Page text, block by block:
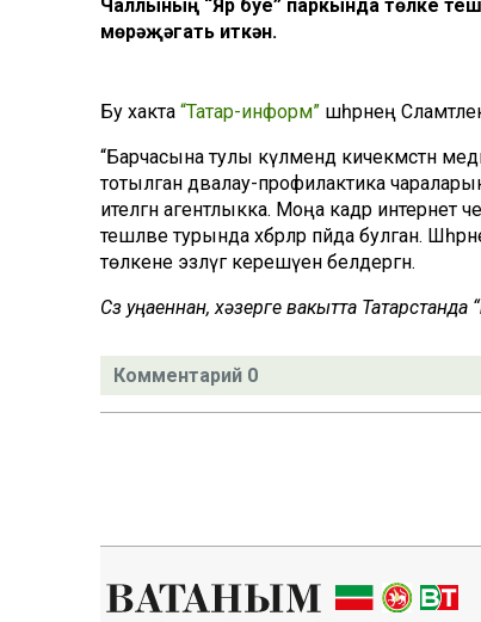
Чаллының “Яр буе” паркында төлке
мөрәҗәгать иткән.
Бу хакта “Татар-информ” шәһәрнең
“Барчасына тулы күләмендә кичекмәстән
тотылган дәвалау-профилактика
ителгән агентлыкка. Моңа кадәр интернет
тешләве турында хәбәрләр пәйда булган.
төлкене эзләүгә керешүен белдергән.
Сүз уңаеннан, хәзерге вакытта
Комментарий 0